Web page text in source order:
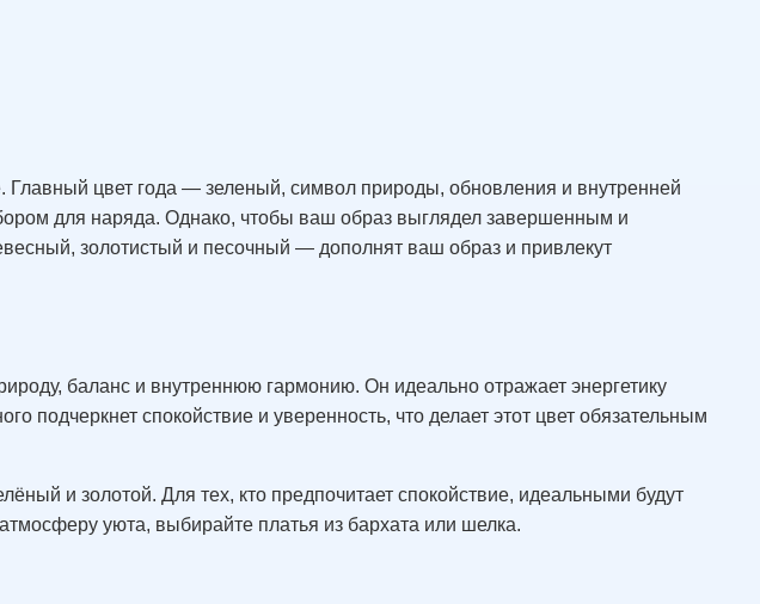
Главный цвет года — зеленый, символ природы, обновления и внутренней
для наряда. Однако, чтобы ваш образ выглядел завершенным и
золотистый и песочный — дополнят ваш образ и привлекут
баланс и внутреннюю гармонию. Он идеально отражает энергетику
спокойствие и уверенность, что делает этот цвет обязательным
и золотой. Для тех, кто предпочитает спокойствие, идеальными будут
уюта, выбирайте платья из бархата или шелка.